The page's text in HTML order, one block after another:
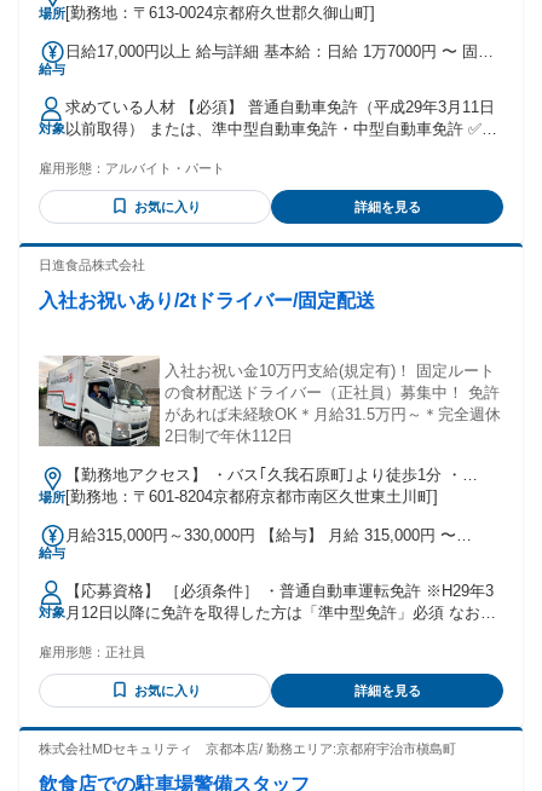
場所車・バイク通勤OK
[勤務地：〒613-0024京都府久世郡久御山町]
給与
日給17,000円以上 給与詳細 基本給：日給 1万7000円 〜 固定
勤・家族手当金額：なし 全員に一律で支払われるその他手当
金額：なし
対象
求めている人材 【必須】 普通自動車免許（平成29年3月11日
以前取得） または、準中型自動車免許・中型自動車免許 ✅未
✅異業種からの転職歓迎 ✅40代・50代・60代活躍中 ✅ドライ
バー経験者優遇 ＼一緒に働く仲間／ 年齢・性別・学歴・経
歴…すべて不問です。 20代～60代までの幅広い年代が活躍
ドル・シニア層まで、 自分の目的に合わせて稼いでいます。
は1回で、堅苦しい話は一切なし！ ざっくばらんにお話ししま
雇用形態： アルバイト・パート
お気に入り 詳細を見る
日進食品株式会社
入社お祝いあり/2tドライバー/固定配送
入社お祝い金10万円支給(規定有)！ 固定ルート
の食材配送ドライバー（正社員）募集中！ 免許
があれば未経験OK＊月給31.5万円～＊完全週休
2日制で年休112日
場所
【勤務地アクセス】 ・バス｢久我石原町｣より徒歩1分 ・
JR「向日町駅」から車で7分 ・阪急「東向日駅」「西向日
転車通勤OK（無料駐車場完備）
[勤務地：〒601-8204京都府京都市南区久世東土川町]
給与
月給315,000円～330,000円 【給与】 月給 315,000円 〜
対象
【応募資格】 ［必須条件］ ・普通自動車運転免許 ※H29年3
月12日以降に免許を取得した方は「準中型免許」必須 なお、
〇経験不問・学歴不問・前職不問・年齢不問！ 〇第二新卒も
OK 〇若手・ミドル・中高年・シニアの方も活躍できる 〇ハ
ローワーク（職業安定所）でお仕事をお探しの方にもオスス
雇用形態： 正社員
お気に入り 詳細を見る
株式会社MDセキュリティ 京都本店/ 勤務エリア:京都府宇治市槇島町
飲食店での駐車場警備スタッフ